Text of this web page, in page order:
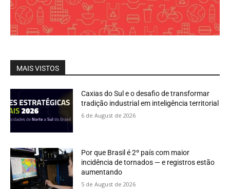
MAIS VISTOS
Caxias do Sul e o desafio de transformar
tradição industrial em inteligência territorial
6 de August de 2026
Por que Brasil é 2º país com maior
incidência de tornados — e registros estão
aumentando
5 de August de 2026